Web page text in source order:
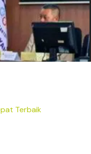
Terbaik